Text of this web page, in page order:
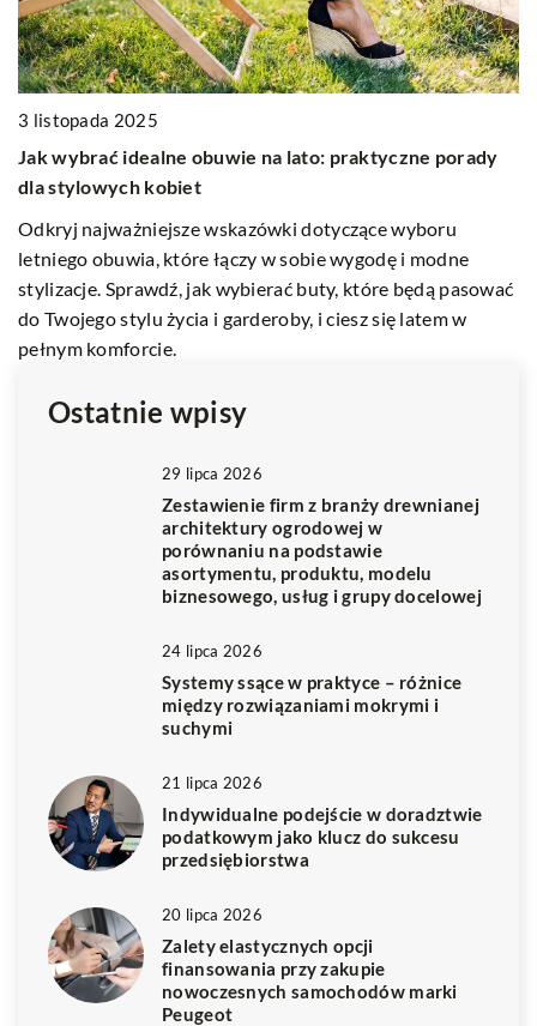
3 listopada 2025
Jak wybrać idealne obuwie na lato: praktyczne porady
dla stylowych kobiet
Odkryj najważniejsze wskazówki dotyczące wyboru
letniego obuwia, które łączy w sobie wygodę i modne
stylizacje. Sprawdź, jak wybierać buty, które będą pasować
do Twojego stylu życia i garderoby, i ciesz się latem w
pełnym komforcie.
Ostatnie wpisy
29 lipca 2026
Zestawienie firm z branży drewnianej
architektury ogrodowej w
porównaniu na podstawie
asortymentu, produktu, modelu
biznesowego, usług i grupy docelowej
24 lipca 2026
Systemy ssące w praktyce – różnice
między rozwiązaniami mokrymi i
suchymi
21 lipca 2026
Indywidualne podejście w doradztwie
podatkowym jako klucz do sukcesu
przedsiębiorstwa
20 lipca 2026
Zalety elastycznych opcji
finansowania przy zakupie
nowoczesnych samochodów marki
Peugeot